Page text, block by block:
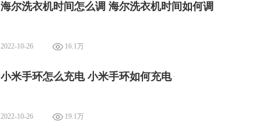
海尔洗衣机时间怎么调 海尔洗衣机时间如何调
2022-10-26 16.1万
小米手环怎么充电 小米手环如何充电
2022-10-26 19.1万